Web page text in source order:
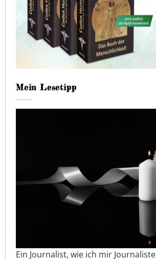
Mein Lesetipp
Ein Journalist, wie ich mir